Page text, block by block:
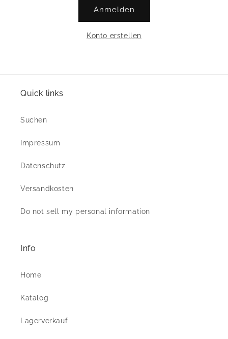
Anmelden
Konto erstellen
Quick links
Suchen
Impressum
Datenschutz
Versandkosten
Do not sell my personal information
Info
Home
Katalog
Lagerverkauf